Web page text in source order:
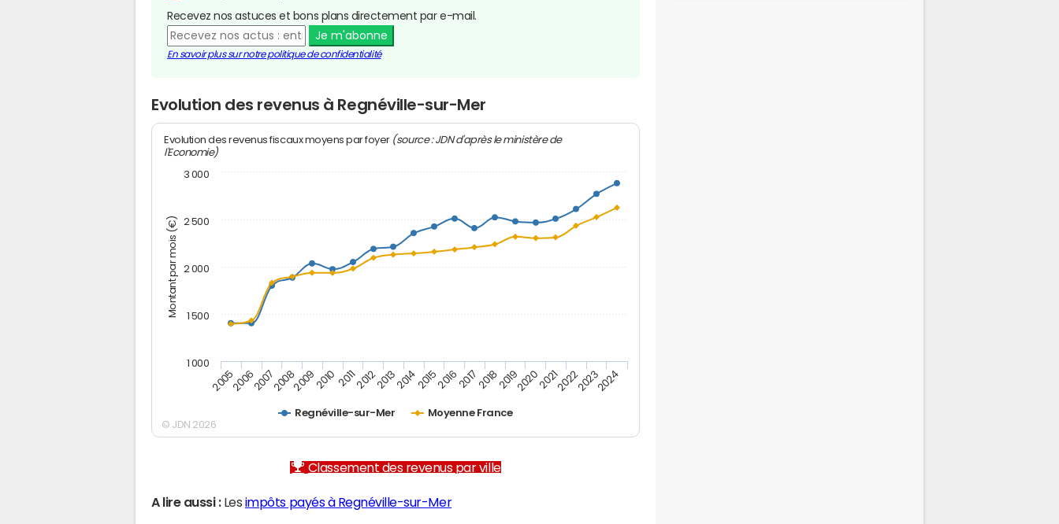
Recevez nos astuces et bons plans directement par e-mail.
Je m'abonne
En savoir plus sur notre politique de confidentialité
Evolution des revenus à Regnéville-sur-Mer
Montant par mois (€)
Evolution des revenus fiscaux moyens par foyer (source : JDN d'après le ministère de
l'Economie)
Regnéville-sur-Mer Moyenne France
200520062007200820092010 20112012201320142015201620172018201920202021202220232024
1 000
1 500
2 000
2 500
3 000
© JDN 2026
Classement des revenus par ville
A lire aussi :Les impôts payés à Regnéville-sur-Mer